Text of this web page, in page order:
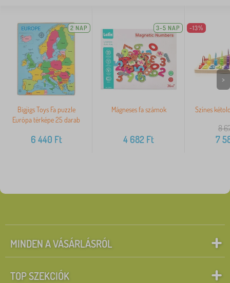
2 NAP
Bigjigs Toys Fa puzzle
Európa térképe 25 darab
6 440 Ft
3-5 NAP
Mágneses fa számok
4 682 Ft
-13%
Színes
8
7
>
MINDEN A VÁSÁRLÁSRÓL
TOP SZEKCIÓK